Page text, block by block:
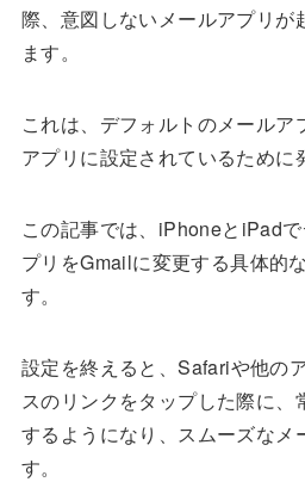
際、意図しないメールアプリが
ます。
これは、デフォルトのメールア
アプリに設定されているために
この記事では、iPhoneとiPad
プリをGmailに変更する具体的
す。
設定を終えると、Safariや他の
スのリンクをタップした際に、
するようになり、スムーズなメ
す。